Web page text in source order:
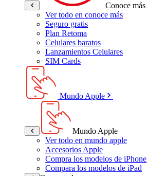
Conoce más
Ver todo en conoce más
Seguro gratis
Plan Retoma
Celulares baratos
Lanzamientos Celulares
SIM Cards
Mundo Apple
Mundo Apple
Ver todo en mundo apple
Accesorios Apple
Compra los modelos de iPhone
Compara los modelos de iPad